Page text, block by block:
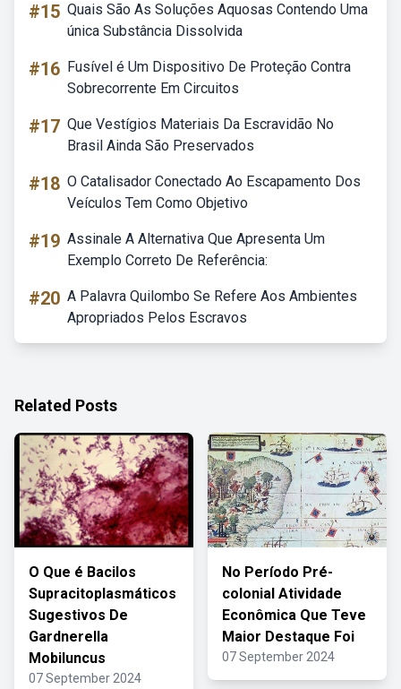
#15 Quais São As Soluções Aquosas Contendo Uma
única Substância Dissolvida
#16 Fusível é Um Dispositivo De Proteção Contra
Sobrecorrente Em Circuitos
#17 Que Vestígios Materiais Da Escravidão No
Brasil Ainda São Preservados
#18 O Catalisador Conectado Ao Escapamento Dos
Veículos Tem Como Objetivo
#19 Assinale A Alternativa Que Apresenta Um
Exemplo Correto De Referência:
#20 A Palavra Quilombo Se Refere Aos Ambientes
Apropriados Pelos Escravos
Related Posts
O Que é Bacilos
Supracitoplasmáticos
Sugestivos De
Gardnerella
Mobiluncus
07 September 2024
No Período Pré-
colonial Atividade
Econômica Que Teve
Maior Destaque Foi
07 September 2024